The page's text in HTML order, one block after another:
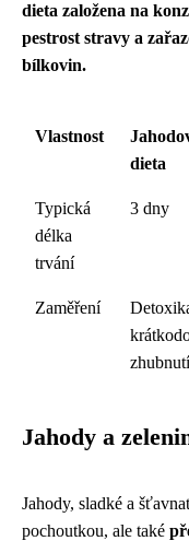
dieta založena na
pestrost stravy a
bílkovin.
Vlastnost
dieta
Typická
délka
trvání
3 dny
Zaměření
zhubnutí
Jahody a
Jahody, sladké a
pochoutkou, ale také